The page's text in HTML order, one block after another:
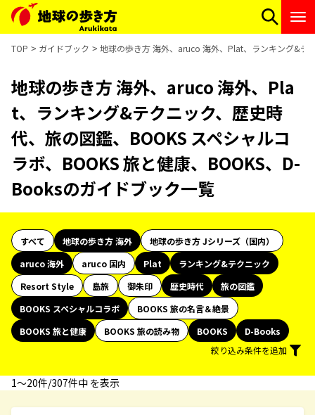
TOP ガイドブック 地球の歩き方 海外、aruco 海外、Plat、ランキング&テ
地球の歩き方 海外、aruco 海外、Pla
t、ランキング&テクニック、歴史時
代、旅の図鑑、BOOKS スペシャルコ
ラボ、BOOKS 旅と健康、BOOKS、D-
Booksのガイドブック一覧
すべて 地球の歩き方 海外
地球の歩き方 Jシリーズ（国内）
aruco 海外
aruco 国内 Plat
ランキング&テクニック
Resort Style
島旅 御朱印 歴史時代
旅の図鑑
BOOKS スペシャルコラボ
BOOKS 旅の名言＆絶景
BOOKS 旅と健康
BOOKS 旅の読み物 BOOKS
D-Books
絞り込み条件を追加
1〜20件/307件中 を表示